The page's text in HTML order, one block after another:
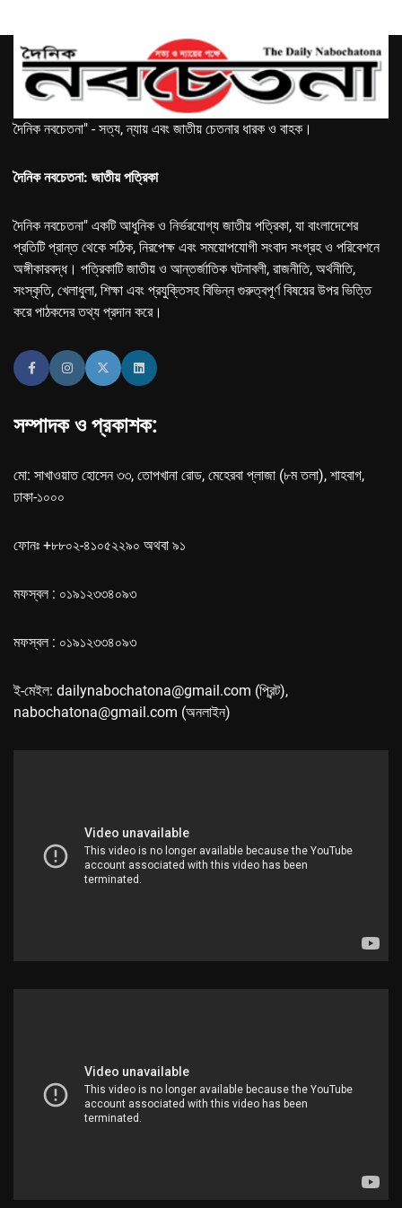
দৈনিক নবচেতনা" - সত্য, ন্যায় এবং জাতীয় চেতনার ধারক ও বাহক।
দৈনিক নবচেতনা: জাতীয় পত্রিকা
দৈনিক নবচেতনা" একটি আধুনিক ও নির্ভরযোগ্য জাতীয় পত্রিকা, যা বাংলাদেশের
প্রতিটি প্রান্ত থেকে সঠিক, নিরপেক্ষ এবং সময়োপযোগী সংবাদ সংগ্রহ ও পরিবেশনে
অঙ্গীকারবদ্ধ। পত্রিকাটি জাতীয় ও আন্তর্জাতিক ঘটনাবলী, রাজনীতি, অর্থনীতি,
সংস্কৃতি, খেলাধুলা, শিক্ষা এবং প্রযুক্তিসহ বিভিন্ন গুরুত্বপূর্ণ বিষয়ের উপর ভিত্তি
করে পাঠকদের তথ্য প্রদান করে।
সম্পাদক ও প্রকাশক:
মো: সাখাওয়াত হোসেন ৩৩, তোপখানা রোড, মেহেরবা প্লাজা (৮ম তলা), শাহবাগ,
ঢাকা-১০০০
ফোনঃ +৮৮০২-৪১০৫২২৯০ অথবা ৯১
মফস্বল : ০১৯১২৩৩৪০৯৩
মফস্বল : ০১৯১২৩৩৪০৯৩
ই-মেইল: dailynabochatona@gmail.com (প্রিন্ট),
nabochatona@gmail.com (অনলাইন)